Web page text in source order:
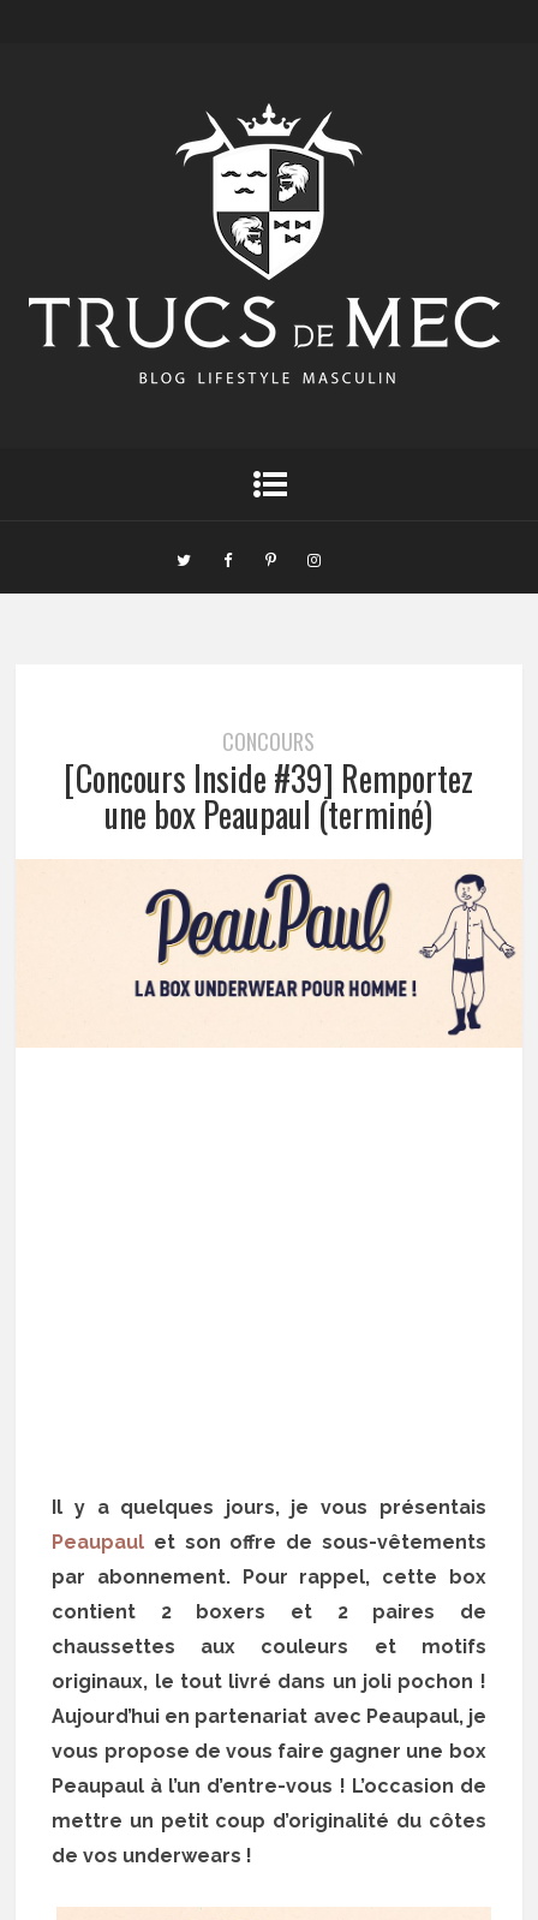
CONCOURS
[Concours Inside #39] Remportez
une box Peaupaul (terminé)
Il y a quelques jours, je vous présentais
Peaupaul et son offre de sous-vêtements
par abonnement. Pour rappel, cette box
contient 2 boxers et 2 paires de
chaussettes aux couleurs et motifs
originaux, le tout livré dans un joli pochon !
Aujourd’hui en partenariat avec Peaupaul, je
vous propose de vous faire gagner une box
Peaupaul à l’un d’entre-vous ! L’occasion de
mettre un petit coup d’originalité du côtes
de vos underwears !